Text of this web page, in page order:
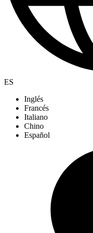
ES
Inglés
Francés
Italiano
Chino
Español